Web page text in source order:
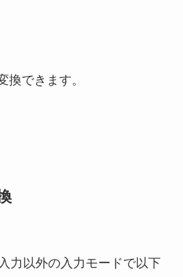
換できます。
力以外の入力モードで以下